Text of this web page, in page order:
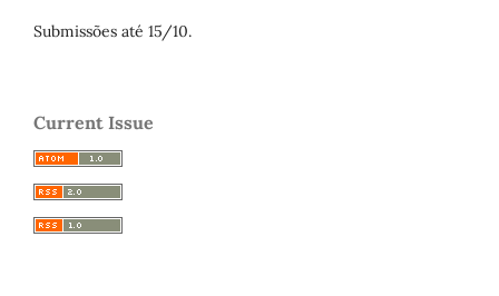
Submissões até 15/10.
Current Issue